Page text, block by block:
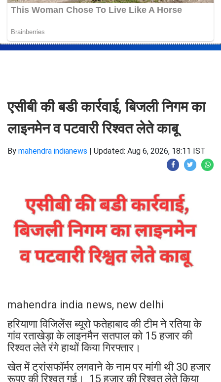
एसीबी की बडी कार्रवाई, बिजली निगम का
लाइनमेन व पटवारी रिश्वत लेते काबू
By mahendra indianews | Updated: Aug 6, 2026, 18:11 IST
mahendra india news, new delhi
हरियाणा विजिलेंस ब्यूरो फतेहाबाद की टीम ने रतिया के
गांव रताखेड़ा के लाइनमैन सतपाल को 15 हजार की
रिश्वत लेते रंगे हाथों किया गिरफ्तार।
खेत में ट्रांसफॉर्मर लगवाने के नाम पर मांगी थी 30 हजार
रूपए की रिश्वत गई। 15 हजार की रिश्वत लेते किया